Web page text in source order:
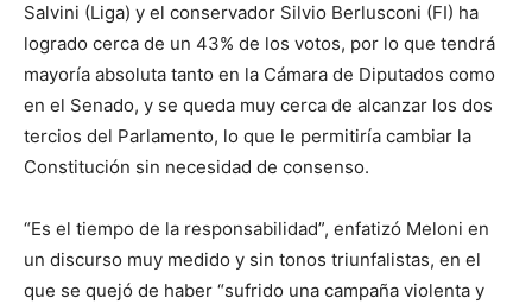
Salvini (Liga) y el conservador Silvio Berlusconi (FI) ha
logrado cerca de un 43% de los votos, por lo que tendrá
mayoría absoluta tanto en la Cámara de Diputados como
en el Senado, y se queda muy cerca de alcanzar los dos
tercios del Parlamento, lo que le permitiría cambiar la
Constitución sin necesidad de consenso.
“Es el tiempo de la responsabilidad”, enfatizó Meloni en
un discurso muy medido y sin tonos triunfalistas, en el
que se quejó de haber “sufrido una campaña violenta y